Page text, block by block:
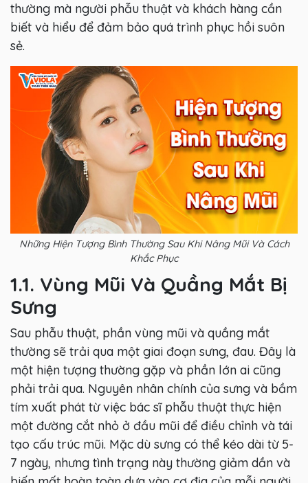
thường mà người phẫu thuật và khách hàng cần
biết và hiểu để đảm bảo quá trình phục hồi suôn
sẻ.
Những Hiện Tượng Bình Thường Sau Khi Nâng Mũi Và Cách
Khắc Phục
1.1. Vùng Mũi Và Quầng Mắt Bị
Sưng
Sau phẫu thuật, phần vùng mũi và quầng mắt
thường sẽ trải qua một giai đoạn sưng, đau. Đây là
một hiện tượng thường gặp và phần lớn ai cũng
phải trải qua. Nguyên nhân chính của sưng và bầm
tím xuất phát từ việc bác sĩ phẫu thuật thực hiện
một đường cắt nhỏ ở đầu mũi để điều chỉnh và tái
tạo cấu trúc mũi. Mặc dù sưng có thể kéo dài từ 5-
7 ngày, nhưng tình trạng này thường giảm dần và